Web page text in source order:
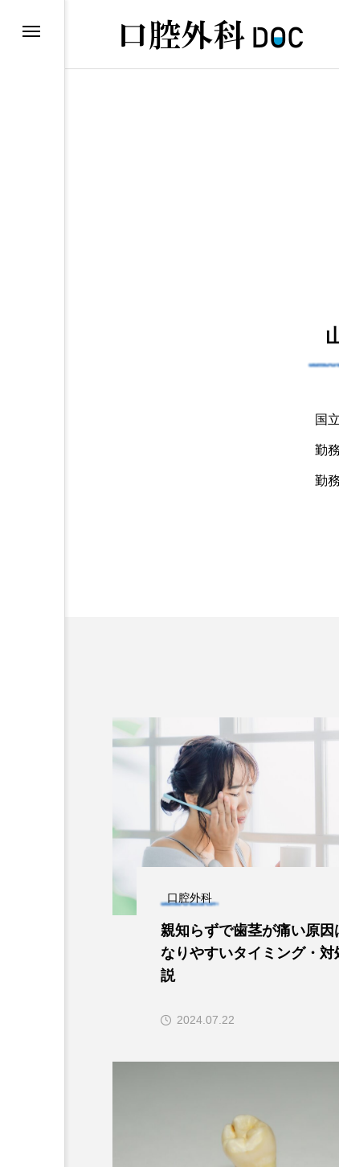
口唇ヘルペスと口内炎
国
勤
勤
口腔外科
親知らずで歯茎が痛い原因
なりやすいタイミング・対
説
2024.07.22